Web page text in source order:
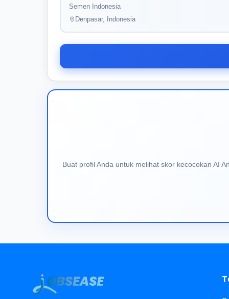
Semen Indonesia
Denpasar, Indonesia
Buat profil Anda untuk melihat skor kecocokan AI